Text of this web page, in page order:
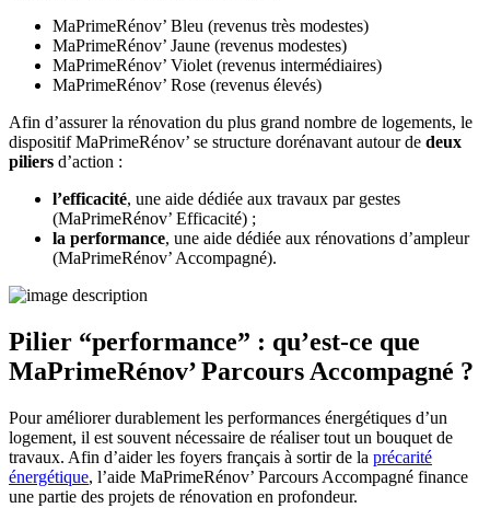
MaPrimeRénov’ Bleu (revenus très modestes)
MaPrimeRénov’ Jaune (revenus modestes)
MaPrimeRénov’ Violet (revenus intermédiaires)
MaPrimeRénov’ Rose (revenus élevés)
Afin d’assurer la rénovation du plus grand nombre de logements, le
dispositif MaPrimeRénov’ se structure dorénavant autour de deux
piliers d’action :
l’efficacité, une aide dédiée aux travaux par gestes
(MaPrimeRénov’ Efficacité) ;
la performance, une aide dédiée aux rénovations d’ampleur
(MaPrimeRénov’ Accompagné).
Pilier “performance” : qu’est-ce que
MaPrimeRénov’ Parcours Accompagné ?
Pour améliorer durablement les performances énergétiques d’un
logement, il est souvent nécessaire de réaliser tout un bouquet de
travaux. Afin d’aider les foyers français à sortir de la précarité
énergétique, l’aide MaPrimeRénov’ Parcours Accompagné finance
une partie des projets de rénovation en profondeur.